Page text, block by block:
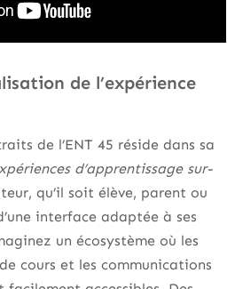
de l’expérience
de l’ENT 45 réside dans sa
d’apprentissage sur-
qu’il soit élève, parent ou
interface adaptée à ses
un écosystème où les
cours et les communications